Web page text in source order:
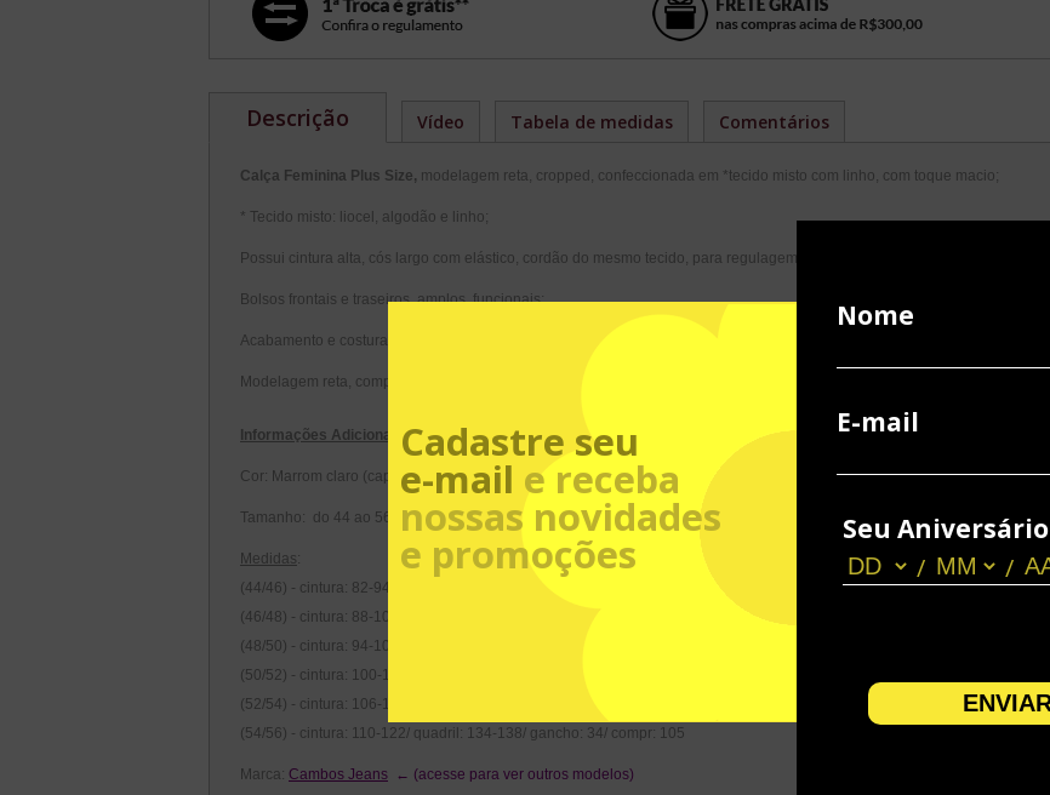
Cadastre seu
e-mail e receba
nossas novidades
e promoções
Nome
E-mail
Seu Aniversário
/ /
Descrição Vídeo Tabela de medidas Comentários
Calça Feminina Plus Size, modelagem reta, cropped, confeccionada em *tecido misto com linho, com toque macio;
* Tecido misto: liocel, algodão e linho;
Possui cintura alta, cós largo com elástico, cordão do mesmo tecido, para regulagem;
Bolsos frontais e traseiros, amplos, funcionais;
Acabamento e costura na mesma tonalidade;
Modelagem reta, comprimento cropped, um pouco mais curta.
Informações Adicionais:
Cor: Marrom claro (capuccino)
Tamanho: do 44 ao 56
Medidas :
(44/46) - cintura: 82-94/ quadril: 114-118/ gancho: 29/ compr: 100
(46/48) - cintura: 88-100/ quadril: 118-122/ gancho: 30/ compr: 101
(48/50) - cintura: 94-106/ quadril: 122-126/ gancho: 31/ compr: 102
(50/52) - cintura: 100-112/ quadril: 126-130/ gancho: 32/ compr: 103
(52/54) - cintura: 106-118/ quadril: 130-134/ gancho: 33/ compr: 104
(54/56) - cintura: 110-122/ quadril: 134-138/ gancho: 34/ compr: 105
Marca: Cambos Jeans ← (acesse para ver outros modelos)